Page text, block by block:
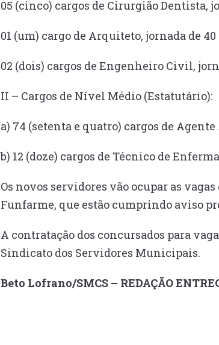
05 (cinco) cargos de Cirurgião Dentista,
01 (um) cargo de Arquiteto, jornada de
02 (dois) cargos de Engenheiro Civil,
II – Cargos de Nível Médio (Estatutário):
a) 74 (setenta e quatro) cargos de
b) 12 (doze) cargos de Técnico de
Os novos servidores vão ocupar as
Funfarme, que estão cumprindo aviso
A contratação dos concursados para
Sindicato dos Servidores Municipais.
Beto Lofrano/SMCS – REDAÇÃO